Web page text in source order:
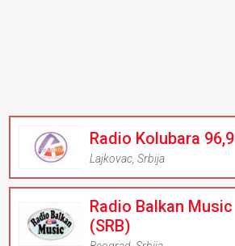
Radio Kolubara 96,9
Lajkovac ,Srbija
Radio Balkan Music
(SRB)